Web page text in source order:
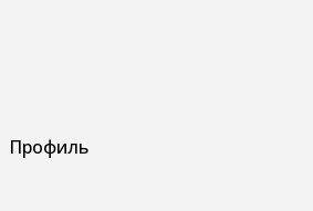
Профиль